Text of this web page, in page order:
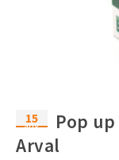
15
aug
Pop
Arval